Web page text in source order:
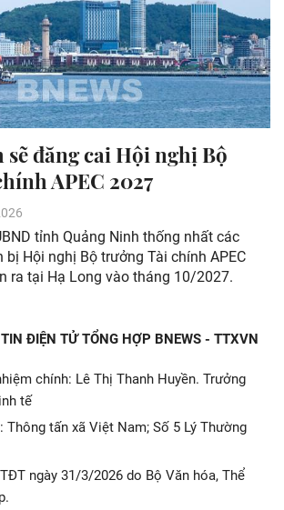
đăng cai Hội nghị Bộ
APEC 2027
tỉnh Quảng Ninh thống nhất các
bị Hội nghị Bộ trưởng Tài chính APEC
ra tại Hạ Long vào tháng 10/2027.
ĐIỆN TỬ TỔNG HỢP BNEWS - TTXVN
chính: Lê Thị Thanh Huyền. Trưởng
tế
Thông tấn xã Việt Nam; Số 5 Lý Thường
ngày 31/3/2026 do Bộ Văn hóa, Thể